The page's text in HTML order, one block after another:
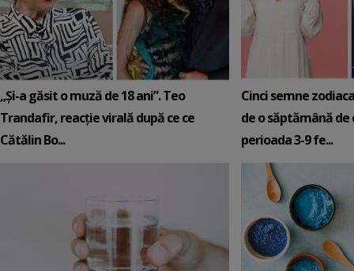
„Și-a găsit o muză de 18 ani”. Teo
Trandafir, reacție virală după ce ce
Cătălin Bo...
Cinci semne
de o săptămână de
perioada 3-9 fe...